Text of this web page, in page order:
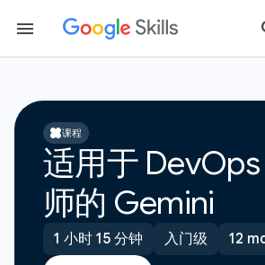
课程
适用于
师的 Gemini
1 小时 15 分钟 入门级 12